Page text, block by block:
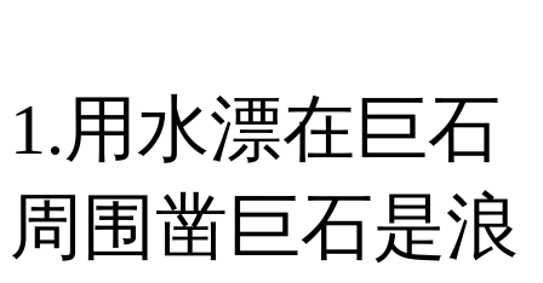
1.用水漂在巨石
周围凿巨石是浪